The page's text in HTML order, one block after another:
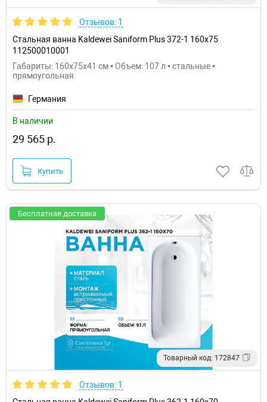
Отзывов: 1
Стальная ванна Kaldewei Saniform Plus 372-1 160х75
112500010001
Габариты: 160x75x41 см • Объем: 107 л • стальные •
прямоугольная
Германия
В наличии
29 565 р.
Купить
Бесплатная доставка
Товарный код: 172847
Отзывов: 1